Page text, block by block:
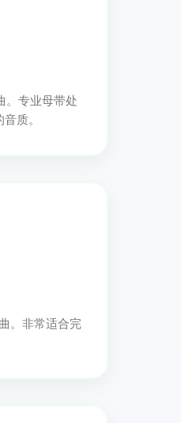
。专业母带处
质。
。非常适合完